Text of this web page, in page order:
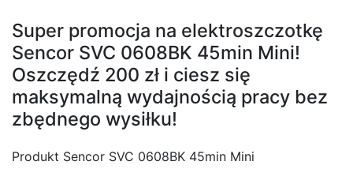
Super promocja na elektroszczotkę
Sencor SVC 0608BK 45min Mini!
Oszczędź 200 zł i ciesz się
maksymalną wydajnością pracy bez
zbędnego wysiłku!
Produkt Sencor SVC 0608BK 45min Mini